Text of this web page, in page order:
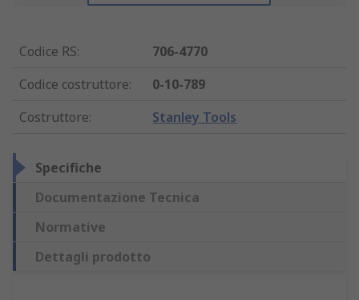
Codice RS:
706-4770
Codice costruttore:
0-10-789
Costruttore: Stanley Tools
Specifiche
Documentazione Tecnica
Normative
Dettagli prodotto